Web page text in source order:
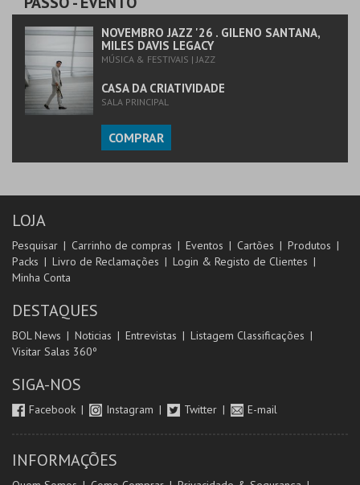
NOVEMBRO JAZZ '26 . GILENO SANTANA,
MILES DAVIS LEGACY
MÚSICA & FESTIVAIS | JAZZ
CASA DA CRIATIVIDADE
SALA PRINCIPAL
COMPRAR
LOJA
Pesquisar Carrinho de compras Eventos Cartões
Produtos
Packs
Livro de Reclamações
Login & Registo de Clientes
Minha Conta
DESTAQUES
BOL News Noticias Entrevistas
Listagem Classificações
Visitar Salas 360º
SIGA-NOS
Facebook Instagram Twitter E-mail
INFORMAÇÕES